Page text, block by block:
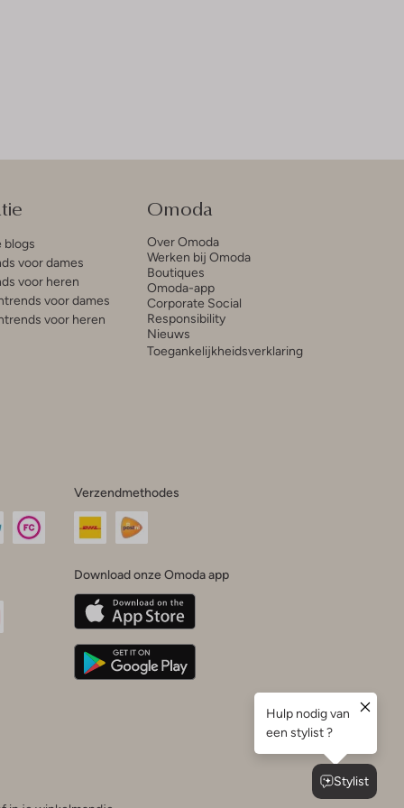
blogs
voor dames
voor heren
voor dames
voor heren
Omoda
Over Omoda
Werken bij Omoda
Boutiques
Omoda-app
Corporate Social
Responsibility
Nieuws
Toegankelijkheidsverklaring
Verzendmethodes
Download onze Omoda app